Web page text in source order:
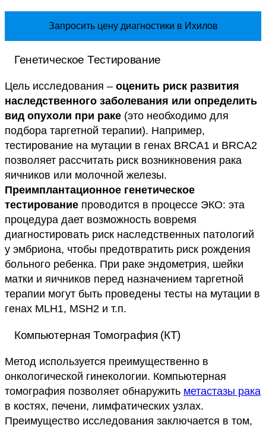
Запросить цену диагностики в Ихилов
Генетическое Тестирование
Цель исследования – оценить риск развития
наследственного заболевания или определить
вид опухоли при раке (это необходимо для
подбора таргетной терапии). Например,
тестирование на мутации в генах BRCA1 и BRCA2
позволяет рассчитать риск возникновения рака
яичников или молочной железы.
Преимплантационное генетическое
тестирование проводится в процессе ЭКО: эта
процедура дает возможность вовремя
диагностировать риск наследственных патологий
у эмбриона, чтобы предотвратить риск рождения
больного ребенка. При раке эндометрия, шейки
матки и яичников перед назначением таргетной
терапии могут быть проведены тесты на мутации в
генах MLH1, MSH2 и т.п.
Компьютерная Томография (КТ)
Метод используется преимущественно в
онкологической гинекологии. Компьютерная
томография позволяет обнаружить метастазы рака
в костях, печени, лимфатических узлах.
Преимущество исследования заключается в том,